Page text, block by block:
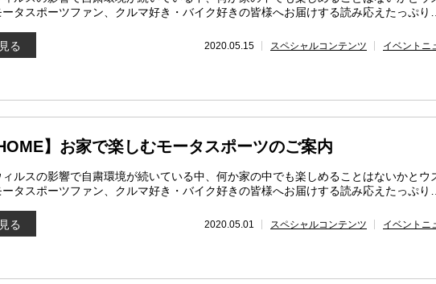
ータスポーツファン、クルマ好き・バイク好きの皆様へお届けする読み応えたっぷり…
2020.05.15 スペシャルコンテンツ イベントニ
る
HOME】お家で楽しむモータスポーツのご案内
ルスの影響で自粛環境が続いている中、何か家の中でも楽しめることはないかとウ
ータスポーツファン、クルマ好き・バイク好きの皆様へお届けする読み応えたっぷり…
2020.05.01 スペシャルコンテンツ イベントニ
る